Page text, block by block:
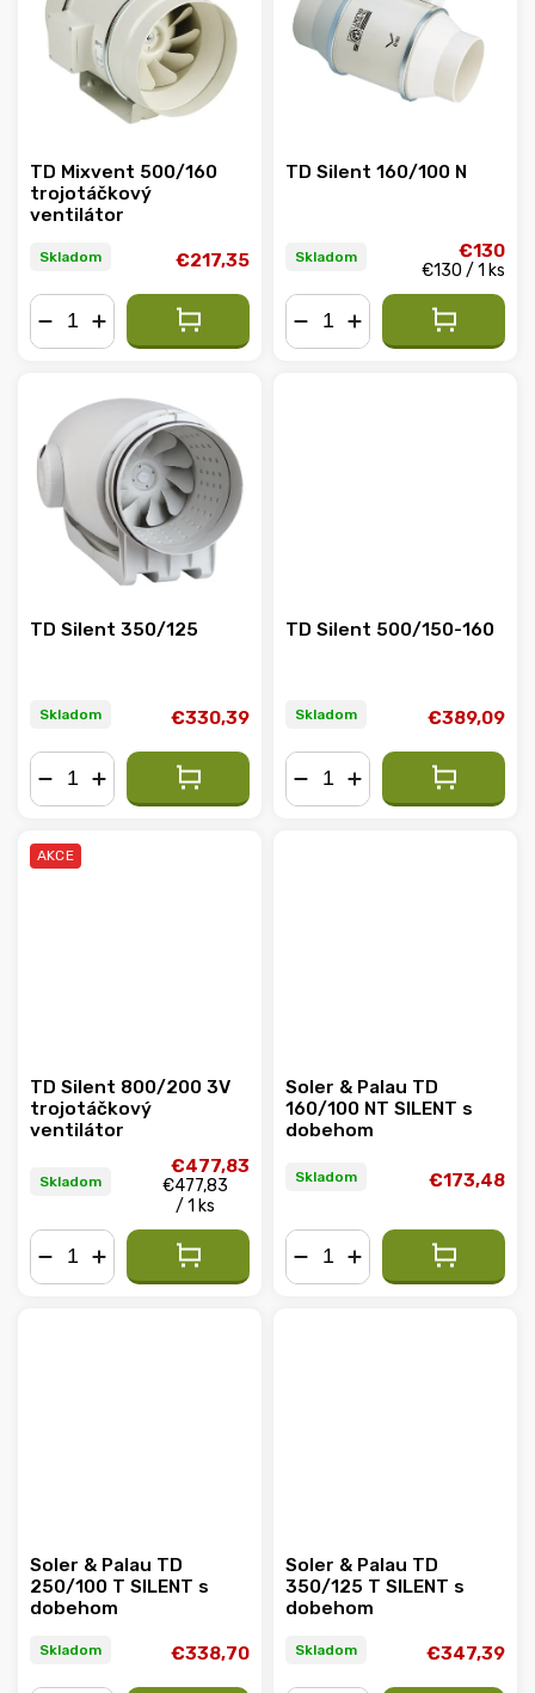
Abecedne
TD Mixvent 500/160
trojotáčkový
ventilátor
Skladom €217,35
TD Silent 160/100 N
Skladom €130
€130 / 1 ks
TD Silent 350/125
Skladom €330,39
TD Silent 500/150-160
Skladom €389,09
AKCE
TD Silent 800/200 3V
trojotáčkový
ventilátor
Skladom
€477,83
€477,83
/ 1 ks
Soler & Palau TD
160/100 NT SILENT s
dobehom
Skladom €173,48
Soler & Palau TD
250/100 T SILENT s
dobehom
Skladom €338,70
Soler & Palau TD
350/125 T SILENT s
dobehom
Skladom €347,39